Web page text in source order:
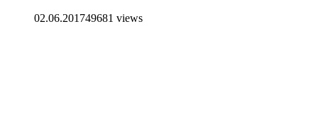
02.06.201749681 views